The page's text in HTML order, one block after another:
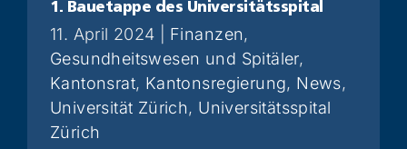
1. Bauetappe des Universitätsspital
11. April 2024 Finanzen,
Gesundheitswesen und Spitäler,
Kantonsrat, Kantonsregierung, News,
Universität Zürich, Universitätsspital
Zürich